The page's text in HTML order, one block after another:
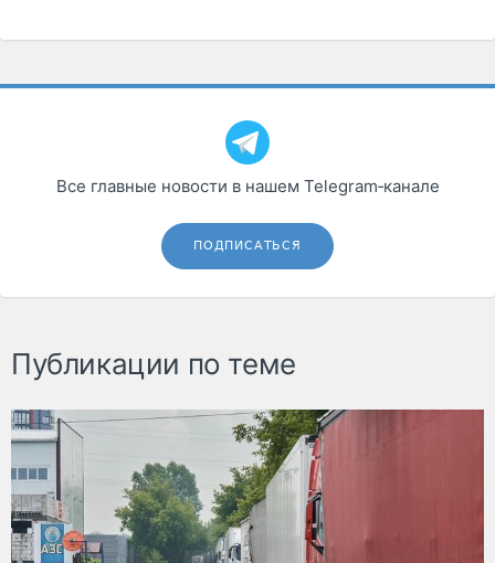
Все главные новости в нашем Telegram‑канале
ПОДПИСАТЬСЯ
Публикации по теме